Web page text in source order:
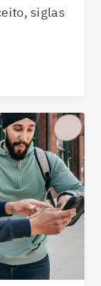
siglas